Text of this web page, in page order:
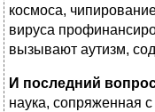
космоса,
вируса
вызывают аутизм,
И последний
наука, сопряженная